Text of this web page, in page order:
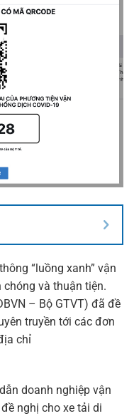
“luồng xanh” vận
và thuận tiện.
– Bộ GTVT) đã đề
truyền tới các đơn
chỉ
doanh nghiệp vận
nghị cho xe tải di